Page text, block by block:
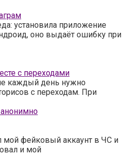
установила приложение
оно выдаёт ошибку при
с переходами
каждый день нужно
с переходам. При
мой фейковый аккаунт в ЧС и
и мой